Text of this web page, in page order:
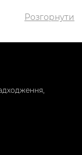
Синій
Розгорнути